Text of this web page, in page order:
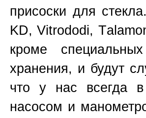
присоски для
KD, Vitrododi, T
кроме
хранения, и будут
что у нас всегда
насосом и